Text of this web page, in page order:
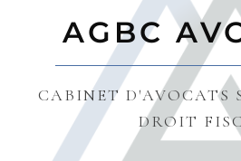
AGBC
CABINET D'AVOCATS
DROIT